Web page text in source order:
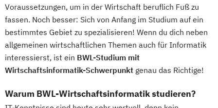
Voraussetzungen, um in der Wirtschaft beruflich Fuß zu
fassen. Noch besser: Sich von Anfang im Studium auf ein
bestimmtes Gebiet zu spezialisieren! Wenn du dich neben
allgemeinen wirtschaftlichen Themen auch für Informatik
interessierst, ist ein BWL-Studium mit
Wirtschaftsinformatik-Schwerpunkt genau das Richtige!
Warum BWL-Wirtschaftsinformatik studieren?